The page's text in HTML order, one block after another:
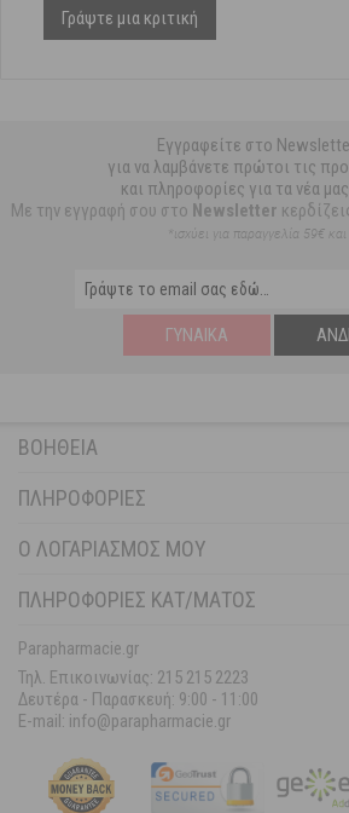
Γράψτε μια κριτική
Εγγραφείτε στο
για να λαμβάνετε πρώτοι τις
και πληροφορίες για τα νέα
Με την εγγραφή σου στο Newsletter
*ισχύει για παραγγελία 59€
ΓΥΝΑΊΚΑ
ΒΟΉΘΕΙΑ
ΠΛΗΡΟΦΟΡΊΕΣ
Ο ΛΟΓΑΡΙΑΣΜΌΣ ΜΟΥ
ΠΛΗΡΟΦΟΡΙΕΣ ΚΑΤ/ΜΑΤΟΣ
Parapharmacie.gr
Τηλ. Επικοινωνίας: 215 215 2223
Δευτέρα - Παρασκευή: 9:00 - 11:00
E-mail: info@parapharmacie.gr